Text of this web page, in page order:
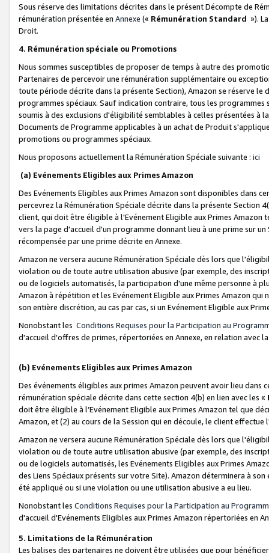
Sous réserve des limitations décrites dans le présent Décompte de
rémunération présentée en Annexe (« Rémunération Standard »).
Droit.
4. Rémunération spéciale ou Promotions
Nous sommes susceptibles de proposer de temps à autre des
Partenaires de percevoir une rémunération supplémentaire ou
toute période décrite dans la présente Section), Amazon se réserve
programmes spéciaux. Sauf indication contraire, tous les
soumis à des exclusions d'éligibilité semblables à celles présentées à
Documents de Programme applicables à un achat de Produit
promotions ou programmes spéciaux.
Nous proposons actuellement la Rémunération Spéciale suivante : ici
(a) Evénements Eligibles aux Primes Amazon
Des Evénements Eligibles aux Primes Amazon sont disponibles dans
percevrez la Rémunération Spéciale décrite dans la présente Section
client, qui doit être éligible à l'Evénement Eligible aux Primes Amazon
vers la page d'accueil d'un programme donnant lieu à une prime sur
récompensée par une prime décrite en Annexe.
Amazon ne versera aucune Rémunération Spéciale dès lors que
violation ou de toute autre utilisation abusive (par exemple, des
ou de logiciels automatisés, la participation d'une même personne à
Amazon à répétition et les Evénement Eligible aux Primes Amazon qui
son entière discrétion, au cas par cas, si un Evénement Eligible aux
Nonobstant les Conditions Requises pour la Participation au
d'accueil d'offres de primes, répertoriées en Annexe, en relation avec
(b) Evénements Eligibles aux Primes Amazon
Des événements éligibles aux primes Amazon peuvent avoir lieu dans
rémunération spéciale décrite dans cette section 4(b) en lien avec les «
doit être éligible à l’Evénement Eligible aux Primes Amazon tel que
Amazon, et (2) au cours de la Session qui en découle, le client
Amazon ne versera aucune Rémunération Spéciale dès lors que
violation ou de toute autre utilisation abusive (par exemple, des
ou de logiciels automatisés, les Evénements Eligibles aux Primes
des Liens Spéciaux présents sur votre Site). Amazon déterminera à
été appliqué ou si une violation ou une utilisation abusive a eu lieu.
Nonobstant les Conditions Requises pour la Participation au
d'accueil d'Evénements Eligibles aux Primes Amazon répertoriées en
5. Limitations de la Rémunération
Les balises des partenaires ne doivent être utilisées que pour